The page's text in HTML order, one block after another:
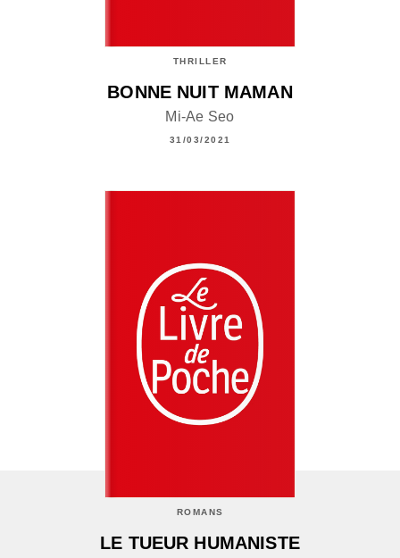
THRILLER
BONNE NUIT MAMAN
Mi-Ae Seo
31/03/2021
ROMANS
LE TUEUR HUMANISTE